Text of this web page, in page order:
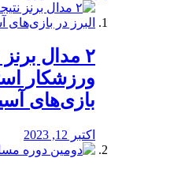
ورزشکار
بازی‌های
اکتبر 12, 2023